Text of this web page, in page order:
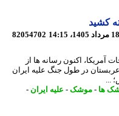
82054702
اکنون رسانه ها از
در طول جنگ علیه ایران
- موشک-علیه ایران -